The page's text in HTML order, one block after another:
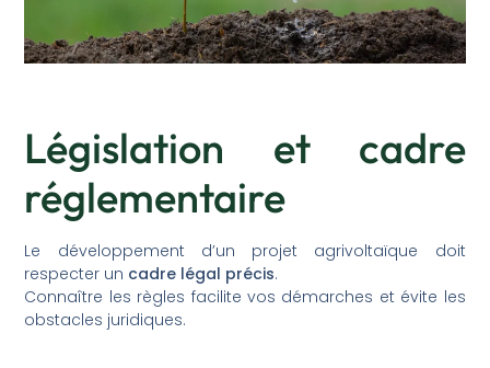
Législation et cadre
réglementaire
Le développement d’un projet agrivoltaïque doit
respecter un cadre légal précis.
Connaître les règles facilite vos démarches et évite les
obstacles juridiques.